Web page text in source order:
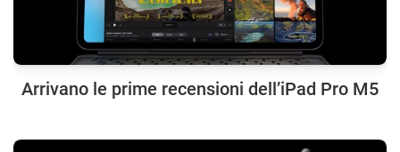
Arrivano le prime recensioni dell’iPad Pro M5